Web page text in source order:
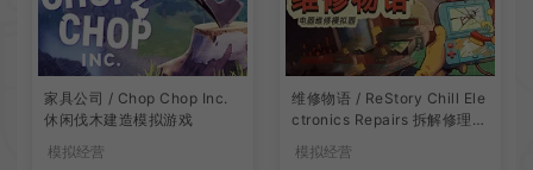
家具公司 / Chop Chop Inc.
休闲伐木建造模拟游戏
模拟经营
维修物语 / ReStory Chill Ele
ctronics Repairs 拆解修理模
模拟经营